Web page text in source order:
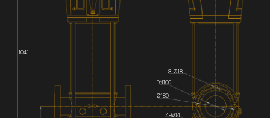
DN100
1041
4-Ø14
Ø180
8-Ø18